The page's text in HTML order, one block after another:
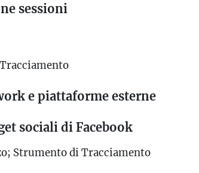
sessioni
e piattaforme esterne
sociali di Facebook
Strumento di Tracciamento